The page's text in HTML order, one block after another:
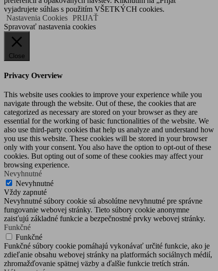
vyjadrujete súhlas s použitím VŠETKÝCH cookies.
Nastavenia Cookies PRIJAŤ
Spravovať nastavenia cookies
Close
Privacy Overview
This website uses cookies to improve your experience while you
navigate through the website. Out of these, the cookies that are
categorized as necessary are stored on your browser as they are
essential for the working of basic functionalities of the website. We
also use third-party cookies that help us analyze and understand how
you use this website. These cookies will be stored in your browser
only with your consent. You also have the option to opt-out of these
cookies. But opting out of some of these cookies may affect your
browsing experience.
Nevyhnutné
Nevyhnutné
Vždy zapnuté
Nevyhnutné súbory cookie sú absolútne nevyhnutné pre správne
fungovanie webovej stránky. Tieto súbory cookie anonymne
zaisťujú základné funkcie a bezpečnostné prvky webovej stránky.
Funkčné
Funkčné
Funkčné súbory cookie pomáhajú vykonávať určité funkcie, ako je
zdieľanie obsahu webovej stránky na platformách sociálnych médií,
zhromažďovanie spätnej väzby a ďalšie funkcie tretích strán.